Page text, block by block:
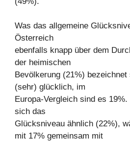
Was das allgemeine
Österreich
ebenfalls knapp über dem
der heimischen
Bevölkerung (21%)
(sehr) glücklich, im
Europa-Vergleich sind es
sich das
Glücksniveau ähnlich (22%),
mit 17% gemeinsam mit